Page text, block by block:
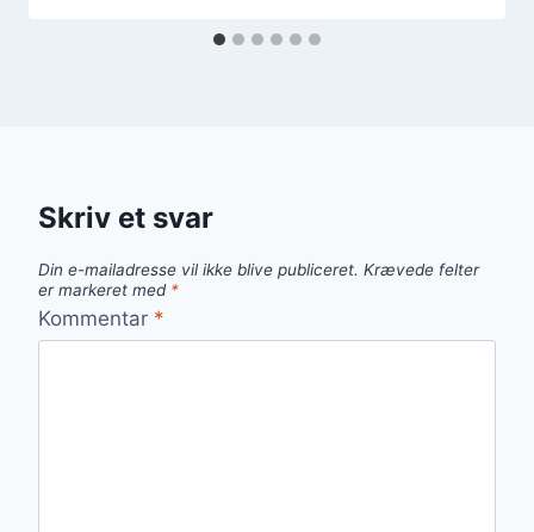
Skriv et svar
Din e-mailadresse vil ikke blive publiceret. Krævede felter
er markeret med *
Kommentar *